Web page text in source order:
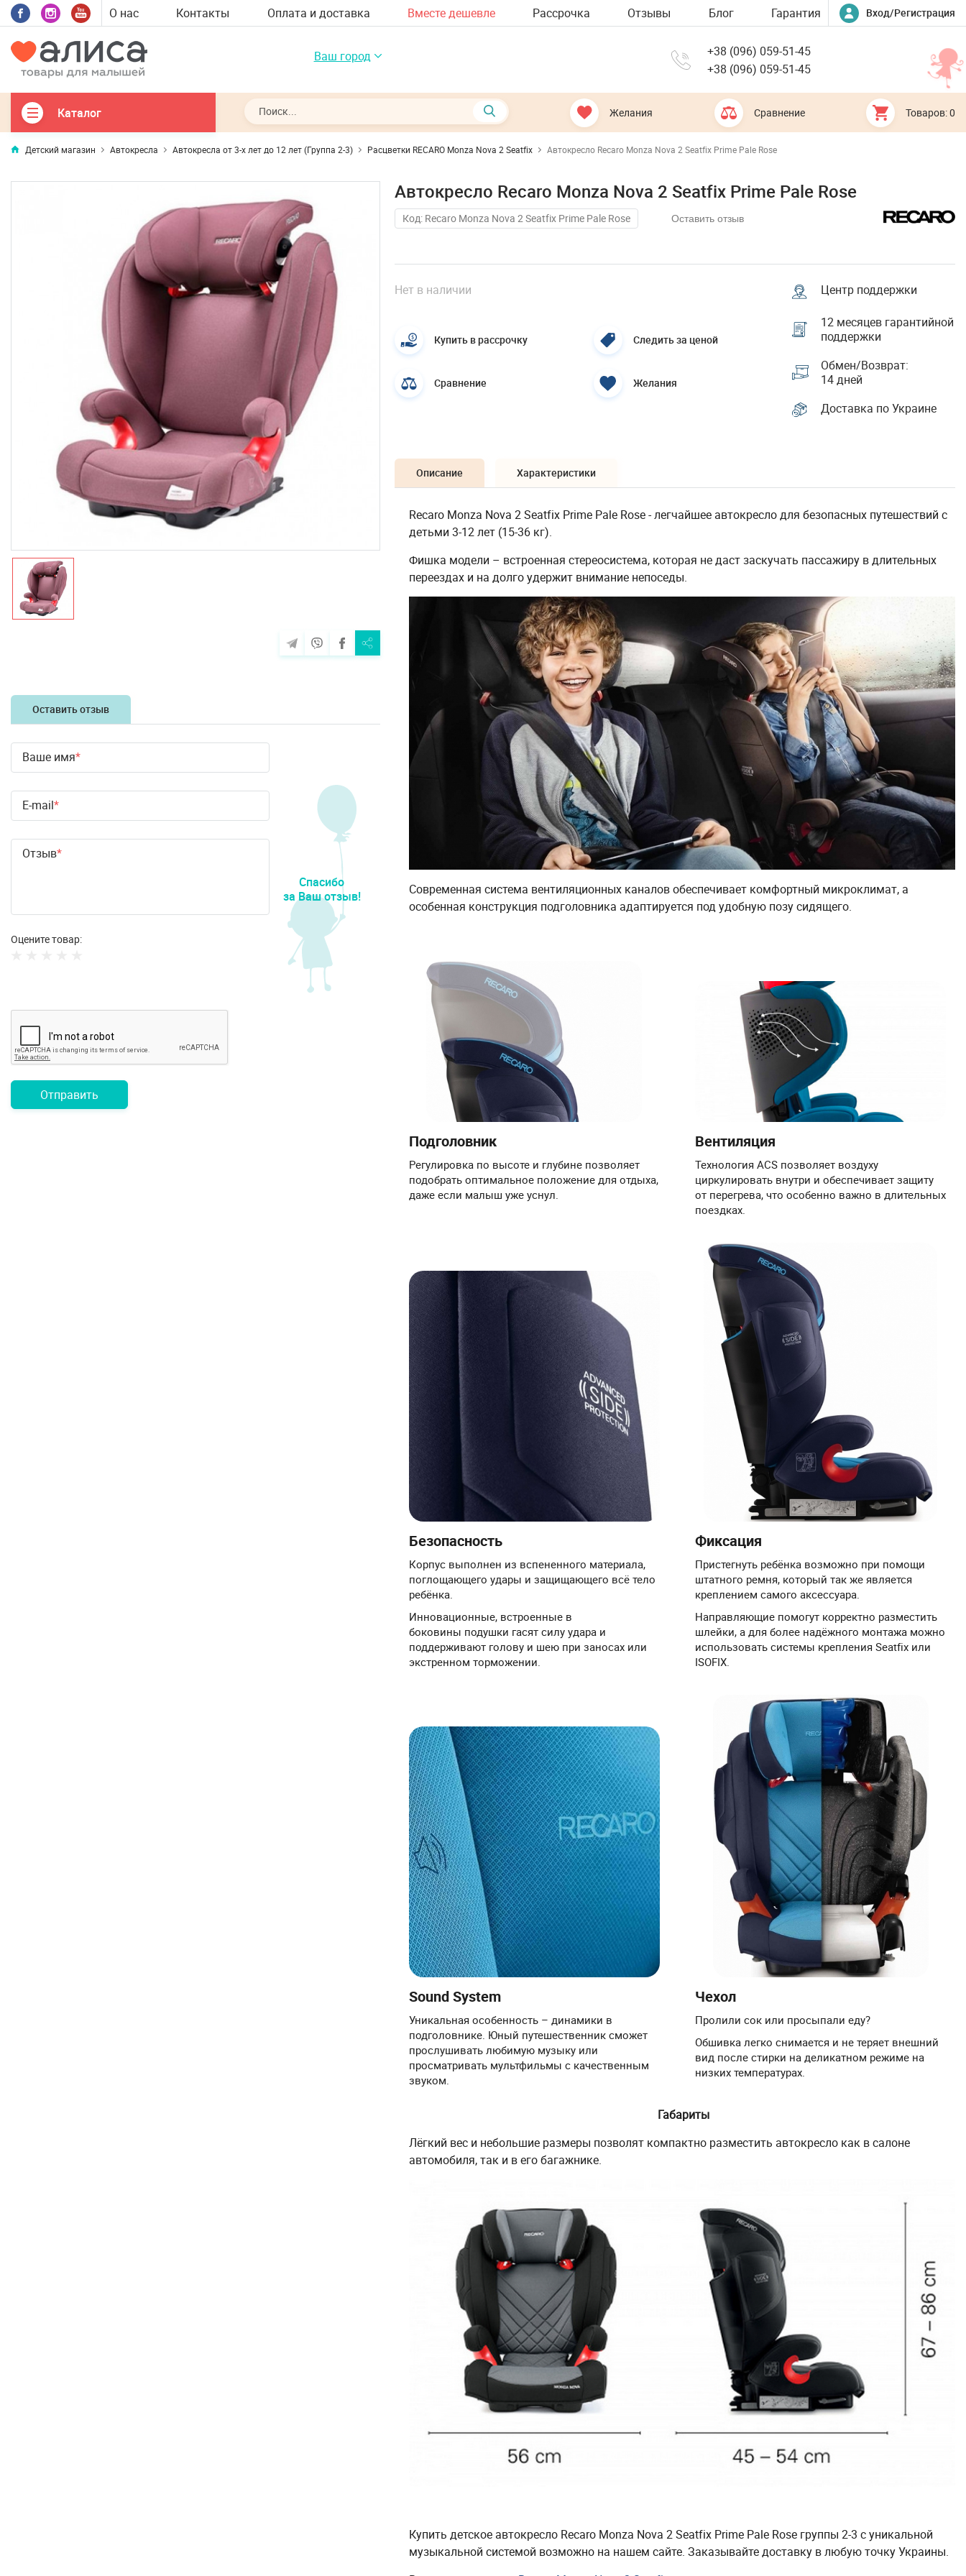
О нас Контакты Оплата и доставка Вместе дешевле Рассрочка Отзывы Блог Гарантия Вход/Регистрация
Ваш город
+38 (096) 059-51-45
+38 (096) 059-51-45
Каталог Желания Сравнение Товаров: 0
Детский магазин Автокресла Автокресла от 3-х лет до 12 лет (Группа 2-3) Расцветки RECARO Monza Nova 2 Seatfix Автокресло Recaro Monza Nova 2 Seatfix Prime Pale Rose
Оставить отзыв
Ваше имя
E-mail
Отзыв
Оцените товар:
Отправить
Спасибо
за Ваш отзыв!
Автокресло Recaro Monza Nova 2 Seatfix Prime Pale Rose
Код: Recaro Monza Nova 2 Seatfix Prime Pale Rose Оставить отзыв
Нет в наличии
Купить в рассрочку Следить за ценой
Сравнение Желания
Центр поддержки
12 месяцев гарантийной
поддержки
Обмен/Возврат:
14 дней
Доставка по Украине
Описание Характеристики
Recaro Monza Nova 2 Seatfix Prime Pale Rose - легчайшее автокресло для безопасных путешествий с
детьми 3-12 лет (15-36 кг).
Фишка модели – встроенная стереосистема, которая не даст заскучать пассажиру в длительных
переездах и на долго удержит внимание непоседы.
Современная система вентиляционных каналов обеспечивает комфортный микроклимат, а
особенная конструкция подголовника адаптируется под удобную позу сидящего.
Подголовник
Регулировка по высоте и глубине позволяет
подобрать оптимальное положение для отдыха,
даже если малыш уже уснул.
Вентиляция
Технология ACS позволяет воздуху
циркулировать внутри и обеспечивает защиту
от перегрева, что особенно важно в длительных
поездках.
Безопасность
Корпус выполнен из вспененного материала,
поглощающего удары и защищающего всё тело
ребёнка.
Инновационные, встроенные в
боковины подушки гасят силу удара и
поддерживают голову и шею при заносах или
экстренном торможении.
Фиксация
Пристегнуть ребёнка возможно при помощи
штатного ремня, который так же является
креплением самого аксессуара.
Направляющие помогут корректно разместить
шлейки, а для более надёжного монтажа можно
использовать системы крепления Seatfix или
ISOFIX.
Sound System
Уникальная особенность – динамики в
подголовнике. Юный путешественник сможет
прослушивать любимую музыку или
просматривать мультфильмы с качественным
звуком.
Чехол
Пролили сок или просыпали еду?
Обшивка легко снимается и не теряет внешний
вид после стирки на деликатном режиме на
низких температурах.
Габариты
Лёгкий вес и небольшие размеры позволят компактно разместить автокресло как в салоне
автомобиля, так и в его багажнике.
Купить детское автокресло Recaro Monza Nova 2 Seatfix Prime Pale Rose группы 2-3 с уникальной
музыкальной системой возможно на нашем сайте. Заказывайте доставку в любую точку Украины.